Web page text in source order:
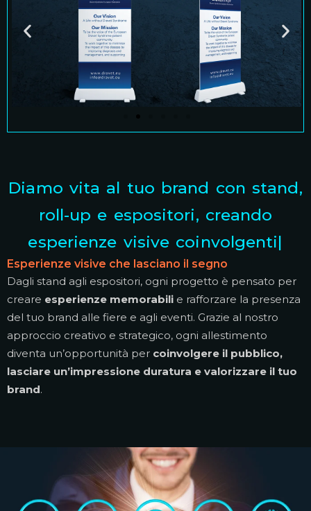
Diamo vita al tuo brand con stand,
roll-up e espositori,
creando
esperienze visive coinvolgenti e
memor|
Esperienze visive che lasciano il segno
Dagli stand agli espositori, ogni progetto è pensato per
creareesperienze memorabili e rafforzare la presenza
del tuo brand alle fiere e agli eventi. Grazie al nostro
approccio creativo e strategico, ogni allestimento
diventa un’opportunità per